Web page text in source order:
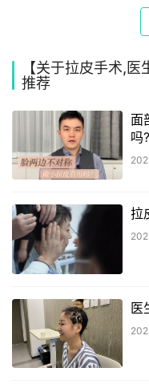
【关于拉皮手术,
推荐
面
吗?
拉
医